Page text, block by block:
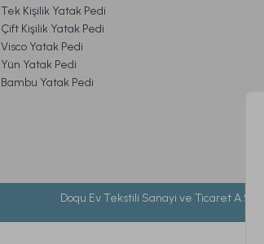
Tek Kişilik Yatak Pedi
Çift Kişilik Yatak Pedi
Visco Yatak Pedi
Yün Yatak Pedi
Bambu Yatak Pedi
Doqu Ev Tekstili Sanayi ve Ticaret A.Ş. ©